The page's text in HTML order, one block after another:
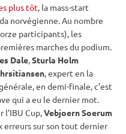
plus tôt, la mass-start
norvégienne. Au nombre
participants), les
marches du podium.
Dale,Sturla Holm
, expert en la
en demi-finale, c’est
qui a eu le dernier mot.
l’IBU Cup,Vebjoern Soerum
erreurs sur son tout dernier